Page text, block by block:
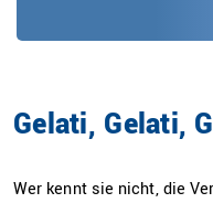
Gelati, Gelati,
Wer kennt sie nicht, die